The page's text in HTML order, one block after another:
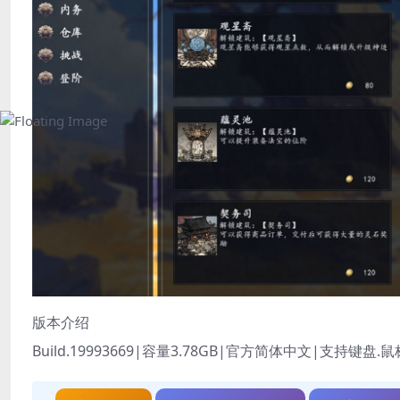
版本介绍
Build.19993669|容量3.78GB|官方简体中文|支持键盘.鼠